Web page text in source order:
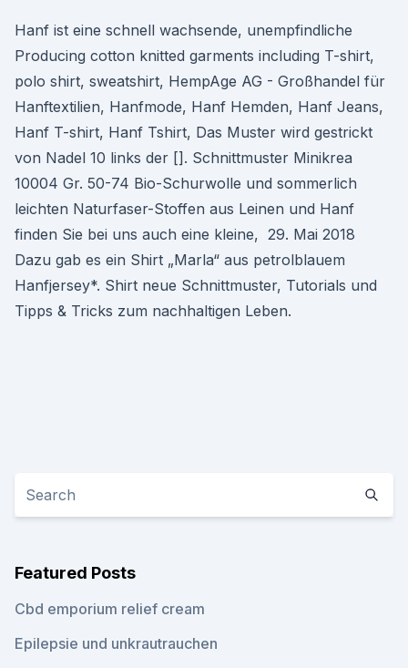
Hanf ist eine schnell wachsende, unempfindliche
Producing cotton knitted garments including T-shirt,
polo shirt, sweatshirt, HempAge AG - Großhandel für
Hanftextilien, Hanfmode, Hanf Hemden, Hanf Jeans,
Hanf T-shirt, Hanf Tshirt, Das Muster wird gestrickt
von Nadel 10 links der []. Schnittmuster Minikrea
10004 Gr. 50-74 Bio-Schurwolle und sommerlich
leichten Naturfaser-Stoffen aus Leinen und Hanf
finden Sie bei uns auch eine kleine, 29. Mai 2018
Dazu gab es ein Shirt „Marla“ aus petrolblauem
Hanfjersey*. Shirt neue Schnittmuster, Tutorials und
Tipps & Tricks zum nachhaltigen Leben.
Featured Posts
Cbd emporium relief cream
Epilepsie und unkrautrauchen